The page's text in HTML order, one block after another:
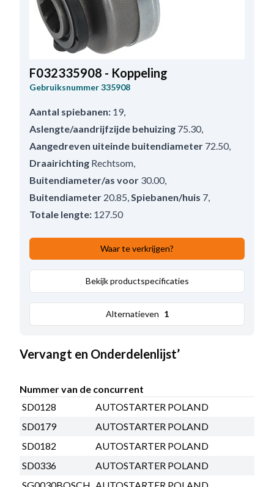
F032335908 - Koppeling
Gebruiksnummer335908
Aantal spiebanen: 19
Aslengte/aandrijfzijde behuizing 75.30,
Aangedreven uiteinde buitendiameter 72.50,
Draairichting Rechtsom
Buitendiameter/as voor 30.00,
Buitendiameter 20.85 Spiebanen/huis 7
Totale lengte: 127.50
Waar te verkrijgen?
Bekijk productspecificaties
Alternatieven 1
Vervangt en Onderdelenlijst’
Nummer van de concurrent
SD0128
AUTOSTARTER POLAND
SD0179
AUTOSTARTER POLAND
SD0182
AUTOSTARTER POLAND
SD0336
AUTOSTARTER POLAND
SG0030BOSCH AUTOSTARTER POLAND